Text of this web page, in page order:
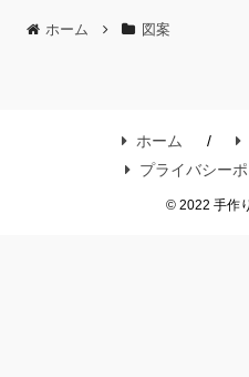
ホーム 図案
ホーム
プライバシー
© 2022 手作